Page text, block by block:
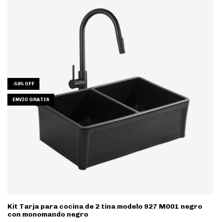
-59% OFF
ENVÍO GRATIS
Kit Tarja para cocina de 2 tina modelo 927 M001 negro
con monomando negro